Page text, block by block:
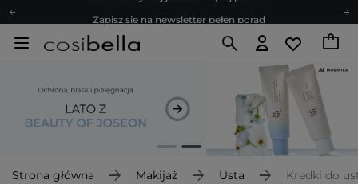
Bezpłatne konsultacje kosmetologiczne
Poleć nas i zyskaj jeszcze więcej punktów
Zapisz się na newsletter pełen porad
Strona główna Makijaż Usta Kredki do